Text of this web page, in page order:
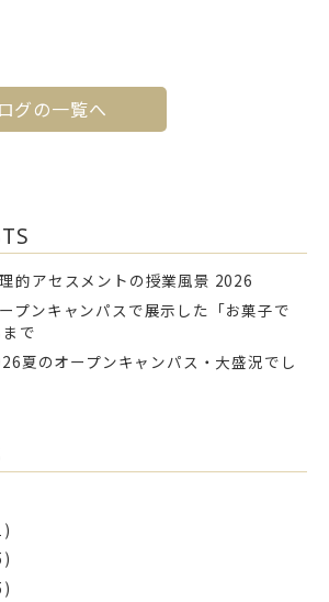
グの一覧へ
的アセスメントの授業風景 2026
プンキャンパスで展示した「お菓子で
で
夏のオープンキャンパス・大盛況でし